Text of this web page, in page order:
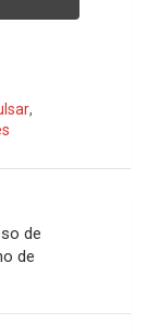
,
de
de